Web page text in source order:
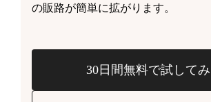
の販路が簡単に拡がります。
30日間無料で試して